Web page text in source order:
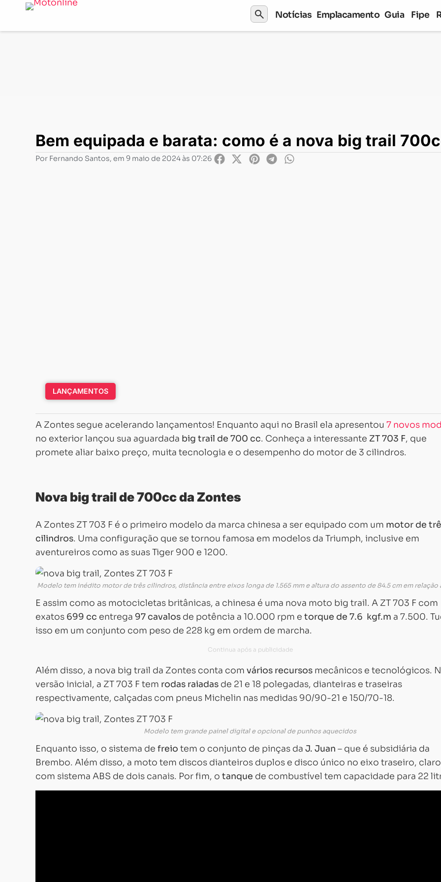
search Notícias Emplacamento Guia Fipe
Bem equipada e barata: como é a nova big trail 700cc da Zontes
Bem equipada e barata: como é a nova big trail
Por Fernando Santos, em 9 maio de 2024 às 07:26
LANÇAMENTOS
A Zontes segue acelerando lançamentos! Enquanto aqui no Brasil ela apresentou 7 novos
no exterior lançou sua aguardada big trail de 700 cc. Conheça a interessante ZT 703 F, que
promete aliar baixo preço, muita tecnologia e o desempenho do motor de 3 cilindros.
Nova big trail de 700cc da Zontes
A Zontes ZT 703 F é o primeiro modelo da marca chinesa a ser equipado com um motor de
cilindros. Uma configuração que se tornou famosa em modelos da Triumph, inclusive em
aventureiros como as suas Tiger 900 e 1200.
Modelo tem inédito motor de três cilindros, distância entre eixos longa de 1.565 mm e altura do assento de 84.5 cm em relação
E assim como as motocicletas britânicas, a chinesa é uma nova moto big trail. A ZT 703 F com
exatos 699 cc entrega 97 cavalos de potência a 10.000 rpm e torque de 7.6 kgf.m a 7.500.
isso em um conjunto com peso de 228 kg em ordem de marcha.
Além disso, a nova big trail da Zontes conta com vários recursos mecânicos e tecnológicos.
versão inicial, a ZT 703 F tem rodas raiadas de 21 e 18 polegadas, dianteiras e traseiras
respectivamente, calçadas com pneus Michelin nas medidas 90/90-21 e 150/70-18.
Modelo tem grande painel digital e opcional de punhos aquecidos
Enquanto isso, o sistema de freio tem o conjunto de pinças da J. Juan – que é subsidiária da
Brembo. Além disso, a moto tem discos dianteiros duplos e disco único no eixo traseiro,
com sistema ABS de dois canais. Por fim, o tanque de combustível tem capacidade para 22